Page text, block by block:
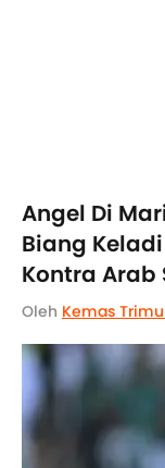
Angel Di
Biang
Kontra Arab
Oleh Kemas